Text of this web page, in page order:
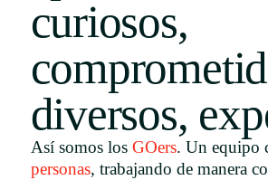
Uruguay
English
curiosos,
diversos,
Así somos los GOers. Un equipo
personas, trabajando de manera